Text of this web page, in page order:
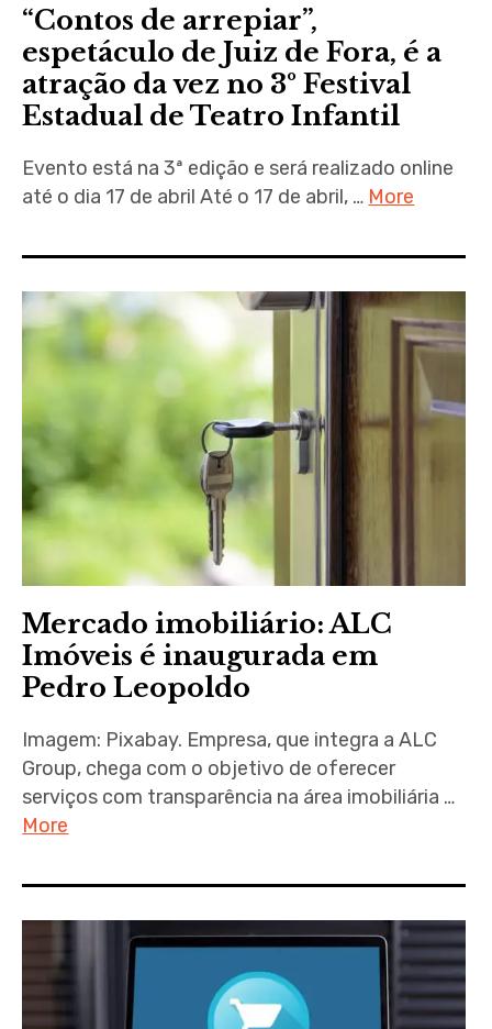
“Contos de arrepiar”,
espetáculo de Juiz de Fora, é a
atração da vez no 3º Festival
Estadual de Teatro Infantil
Evento está na 3ª edição e será realizado online
até o dia 17 de abril Até o 17 de abril, … More
Mercado imobiliário: ALC
Imóveis é inaugurada em
Pedro Leopoldo
Imagem: Pixabay. Empresa, que integra a ALC
Group, chega com o objetivo de oferecer
serviços com transparência na área imobiliária …
More